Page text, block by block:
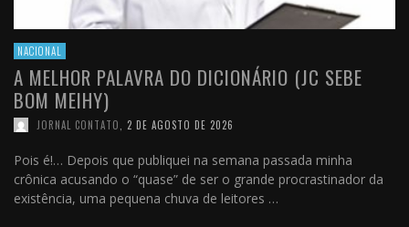
NACIONAL
A MELHOR PALAVRA DO DICIONÁRIO (JC SEBE
BOM MEIHY)
JORNAL CONTATO 2 DE AGOSTO DE 2026
Pois é!… Depois que publiquei na semana passada minha
crônica acusando o “quase” de ser o grande procrastinador da
existência, uma pequena chuva de leitores …